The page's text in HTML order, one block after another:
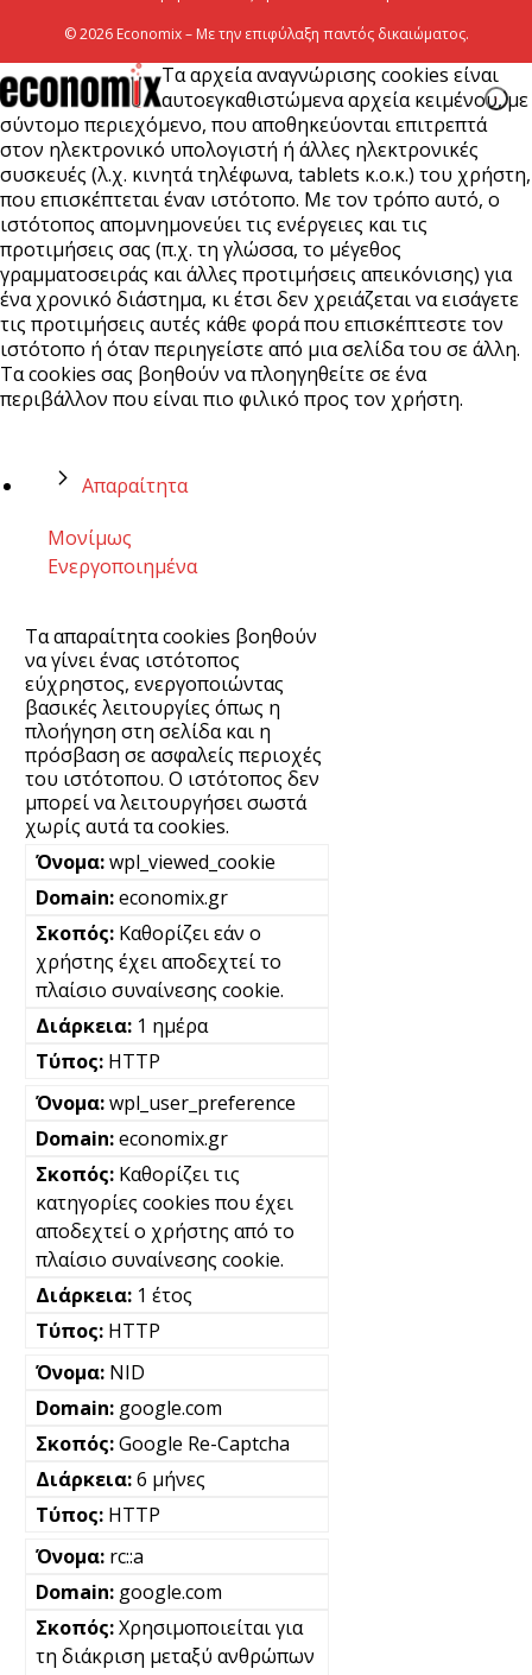
© 2026 Economix – Με την επιφύλαξη παντός δικαιώματος.
Τα αρχεία αναγνώρισης cookies είναι
αυτοεγκαθιστώμενα αρχεία κειμένου, με
σύντομο περιεχόμενο, που αποθηκεύονται επιτρεπτά
στον ηλεκτρονικό υπολογιστή ή άλλες ηλεκτρονικές
συσκευές (λ.χ. κινητά τηλέφωνα, tablets κ.ο.κ.) του χρήστη,
που επισκέπτεται έναν ιστότοπο. Με τον τρόπο αυτό, ο
ιστότοπος απομνημονεύει τις ενέργειες και τις
προτιμήσεις σας (π.χ. τη γλώσσα, το μέγεθος
γραμματοσειράς και άλλες προτιμήσεις απεικόνισης) για
ένα χρονικό διάστημα, κι έτσι δεν χρειάζεται να εισάγετε
τις προτιμήσεις αυτές κάθε φορά που επισκέπτεστε τον
ιστότοπο ή όταν περιηγείστε από μια σελίδα του σε άλλη.
Τα cookies σας βοηθούν να πλοηγηθείτε σε ένα
περιβάλλον που είναι πιο φιλικό προς τον χρήστη.
Απαραίτητα
Μονίμως
Ενεργοποιημένα
Τα απαραίτητα cookies βοηθούν
να γίνει ένας ιστότοπος
εύχρηστος, ενεργοποιώντας
βασικές λειτουργίες όπως η
πλοήγηση στη σελίδα και η
πρόσβαση σε ασφαλείς περιοχές
του ιστότοπου. Ο ιστότοπος δεν
μπορεί να λειτουργήσει σωστά
χωρίς αυτά τα cookies.
wpl_viewed_cookie
economix.gr
Καθορίζει εάν ο
χρήστης έχει αποδεχτεί το
πλαίσιο συναίνεσης cookie.
1 ημέρα
HTTP
wpl_user_preference
economix.gr
Καθορίζει τις
κατηγορίες cookies που έχει
αποδεχτεί ο χρήστης από το
πλαίσιο συναίνεσης cookie.
1 έτος
HTTP
NID
google.com
Google Re-Captcha
6 μήνες
HTTP
rc::a
google.com
Χρησιμοποιείται για
τη διάκριση μεταξύ ανθρώπων